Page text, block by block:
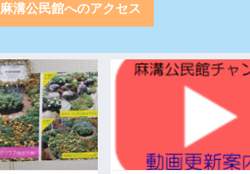
麻溝公民館へのアクセス